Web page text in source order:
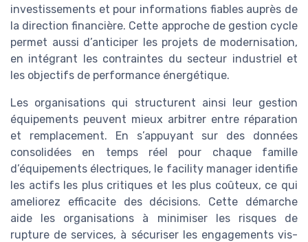
investissements et pour informations fiables auprès de
la direction financière. Cette approche de gestion cycle
permet aussi d’anticiper les projets de modernisation,
en intégrant les contraintes du secteur industriel et
les objectifs de performance énergétique.
Les organisations qui structurent ainsi leur gestion
équipements peuvent mieux arbitrer entre réparation
et remplacement. En s’appuyant sur des données
consolidées en temps réel pour chaque famille
d’équipements électriques, le facility manager identifie
les actifs les plus critiques et les plus coûteux, ce qui
ameliorez efficacite des décisions. Cette démarche
aide les organisations à minimiser les risques de
rupture de services, à sécuriser les engagements vis-